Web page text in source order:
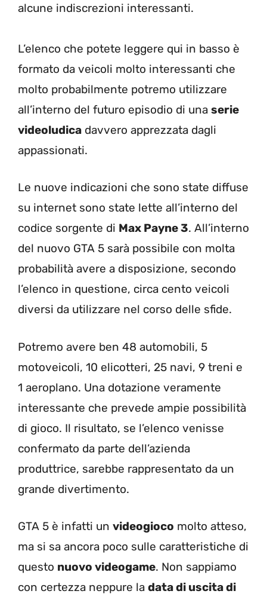
alcune indiscrezioni interessanti.
L’elenco che potete leggere qui in basso è
formato da veicoli molto interessanti che
molto probabilmente potremo utilizzare
all’interno del futuro episodio di una serie
videoludica davvero apprezzata dagli
appassionati.
Le nuove indicazioni che sono state diffuse
su internet sono state lette all’interno del
codice sorgente di Max Payne 3. All’interno
del nuovo GTA 5 sarà possibile con molta
probabilità avere a disposizione, secondo
l’elenco in questione, circa cento veicoli
diversi da utilizzare nel corso delle sfide.
Potremo avere ben 48 automobili, 5
motoveicoli, 10 elicotteri, 25 navi, 9 treni e
1 aeroplano. Una dotazione veramente
interessante che prevede ampie possibilità
di gioco. Il risultato, se l’elenco venisse
confermato da parte dell’azienda
produttrice, sarebbe rappresentato da un
grande divertimento.
GTA 5 è infatti un videogioco molto atteso,
ma si sa ancora poco sulle caratteristiche di
questo nuovo videogame. Non sappiamo
con certezza neppure la data di uscita di